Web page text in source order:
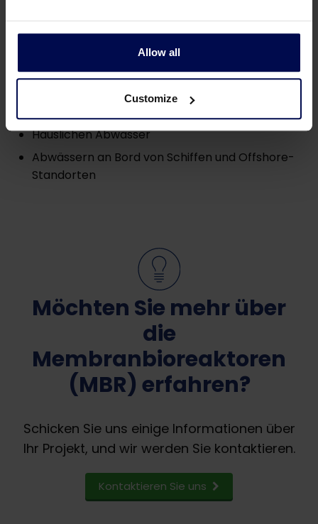
Allow all
Customize
(O)MBRs eignen sich für die Behandlung von:
Häuslichen Abwässer
Abwässern an Bord von Schiffen und Offshore-
Standorten
Möchten Sie mehr über
die
Membranbioreaktoren
(MBR) erfahren?
Schicken Sie uns einige Informationen über
Ihr Projekt, und wir werden Sie kontaktieren.
Kontaktieren Sie uns